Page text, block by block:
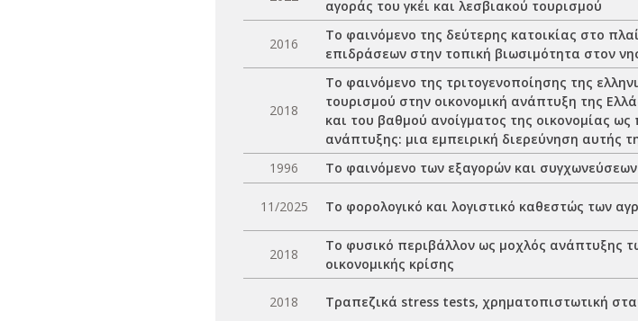
αγοράς του γκέι και λεσβιακού τουρισμού
2016
Το φαινόμενο της δεύτερης κατοικίας στο
επιδράσεων στην τοπική βιωσιμότητα στον
2018
Το φαινόμενο της τριτογενοποίησης της
τουρισμού στην οικονομική ανάπτυξη της
και του βαθμού ανοίγματος της οικονομίας
ανάπτυξης: μια εμπειρική διερεύνηση αυτής
1996 Το φαινόμενο των εξαγορών και
11/2025 Το φορολογικό και λογιστικό καθεστώς των
2018
Το φυσικό περιβάλλον ως μοχλός ανάπτυξης
οικονομικής κρίσης
2018 Τραπεζικά stress tests, χρηματοπιστωτική